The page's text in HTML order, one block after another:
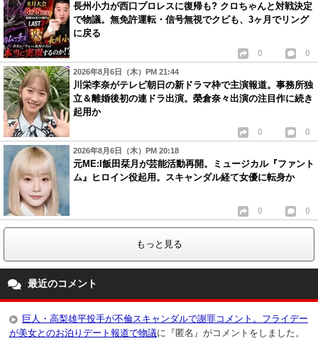
長州小力が西口プロレスに復帰も? クロちゃんと対戦決定
で物議。無免許運転・信号無視でクビも、3ヶ月でリング
に戻る
0 0
2026年8月6日（木）PM 21:44
川栄李奈がテレビ朝日の新ドラマ枠で主演報道。事務所独
立＆離婚後初の連ドラ出演。榮倉奈々出演の注目作に続き
起用か
0 0
2026年8月6日（木）PM 20:18
元ME:I飯田栞月が芸能活動再開。ミュージカル『ファント
ム』ヒロイン役起用。スキャンダル経て女優に転身か
0 0
もっと見る
最近のコメント
巨人・高梨雄平投手が不倫スキャンダルで謝罪コメント。フライデー
が美女とのお泊りデート報道で物議に『匿名』がコメントをしました。